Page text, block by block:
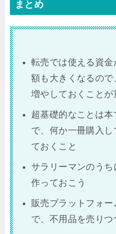
まとめ
転売では使える資
額も大きくなるの
増やしておくことが
超基礎的なことは
で、何か一冊購入
ておくこと
サラリーマンのう
作っておこう
販売プラットフォ
で、不用品を売りつ